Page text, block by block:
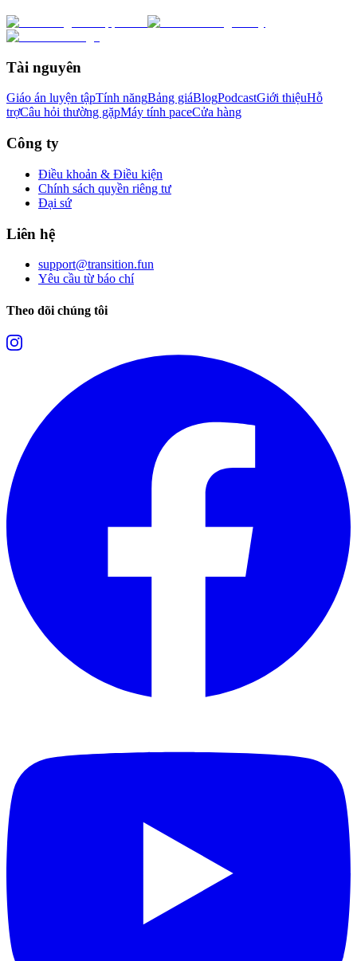
Tài nguyên
Giáo án luyện tậpTính năngBảng giáBlogPodcastGiới thiệuHỗ
trợCâu hỏi thường gặpMáy tính paceCửa hàng
Công ty
Điều khoản & Điều kiện
Chính sách quyền riêng tư
Đại sứ
Liên hệ
support@transition.fun
Yêu cầu từ báo chí
Theo dõi chúng tôi